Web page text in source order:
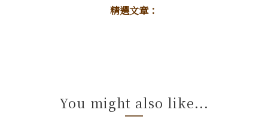
精選文章：
You might also like...